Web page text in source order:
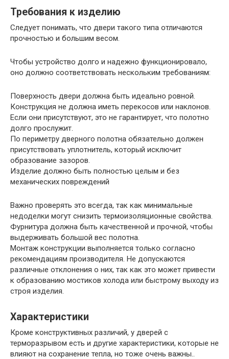
Требования к изделию
Следует понимать, что двери такого типа отличаются
прочностью и большим весом.
Чтобы устройство долго и надежно функционировало,
оно должно соответствовать нескольким требованиям:
Поверхность двери должна быть идеально ровной.
Конструкция не должна иметь перекосов или наклонов.
Если они присутствуют, это не гарантирует, что полотно
долго прослужит.
По периметру дверного полотна обязательно должен
присутствовать уплотнитель, который исключит
образование зазоров.
Изделие должно быть полностью целым и без
механических повреждений
Важно проверять это всегда, так как минимальные
недоделки могут снизить термоизоляционные свойства.
Фурнитура должна быть качественной и прочной, чтобы
выдерживать большой вес полотна.
Монтаж конструкции выполняется только согласно
рекомендациям производителя. Не допускаются
различные отклонения о них, так как это может привести
к образованию мостиков холода или быстрому выходу из
строя изделия.
Характеристики
Кроме конструктивных различий, у дверей с
терморазрывом есть и другие характеристики, которые не
влияют на сохранение тепла, но тоже очень важны..